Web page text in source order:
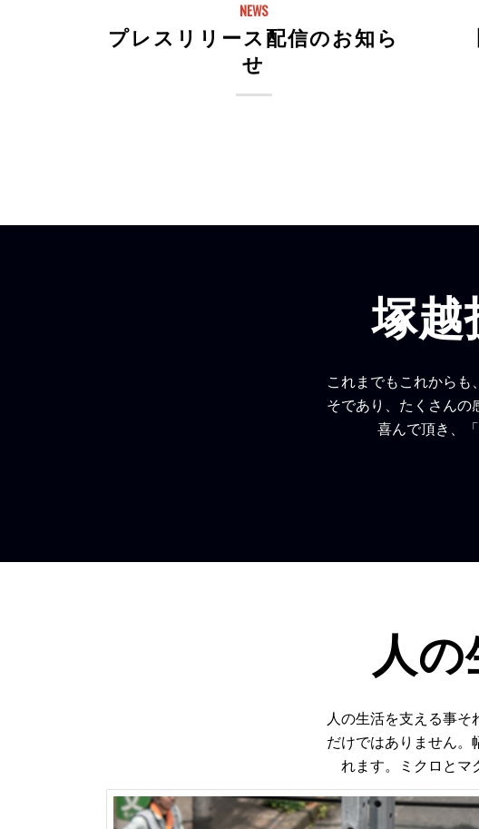
NEWS
プレスリリース配信のお知ら
せ
塚越
これまでもこれから
そであり、たくさんの
喜んで頂き、
人
人の生活を支える事
だけではありません。
れます。ミクロとマ